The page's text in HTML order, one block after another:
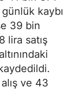
kaybı
39 bin
lira satış
ve 43